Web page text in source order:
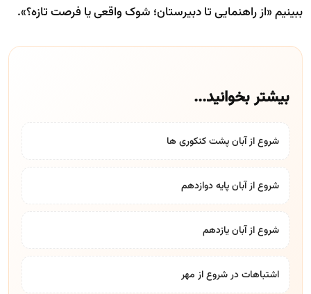
ببینیم «از راهنمایی تا دبیرستان؛ شوک واقعی یا فرصت تازه؟».
بیشتر بخوانید...
شروع از آبان پشت کنکوری ها
شروع از آبان پایه دوازدهم
شروع از آبان یازدهم
اشتباهات در شروع از مهر